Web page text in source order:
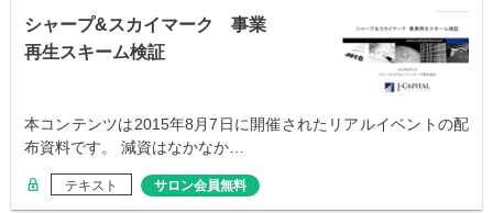
シャープ&スカイマーク 事業
再生スキーム検証
本コンテンツは2015年8月7日に開催されたリアルイベントの配
布資料です。 減資はなかなか…
テキスト サロン会員無料